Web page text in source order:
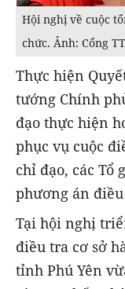
Hội nghị về cuộc
chức. Ảnh: Cổng
Thực hiện
tướng Chính
đạo thực hiện
phục vụ cuộc
chỉ đạo, các Tổ
phương án
Tại hội nghị
điều tra cơ sở
tỉnh Phú Yên